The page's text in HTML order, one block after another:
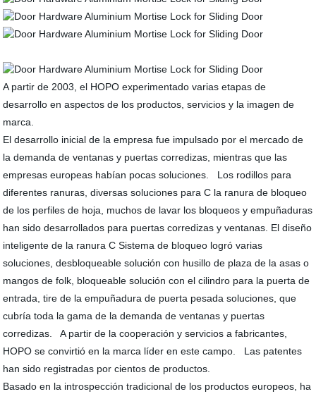
A partir de 2003, el HOPO experimentado varias etapas de
desarrollo en aspectos de los productos, servicios y la imagen de
marca.
El desarrollo inicial de la empresa fue impulsado por el mercado de
la demanda de ventanas y puertas corredizas, mientras que las
empresas europeas habían pocas soluciones. Los rodillos para
diferentes ranuras, diversas soluciones para C la ranura de bloqueo
de los perfiles de hoja, muchos de lavar los bloqueos y empuñaduras
han sido desarrollados para puertas corredizas y ventanas. El diseño
inteligente de la ranura C Sistema de bloqueo logró varias
soluciones, desbloqueable solución con husillo de plaza de la asas o
mangos de folk, bloqueable solución con el cilindro para la puerta de
entrada, tire de la empuñadura de puerta pesada soluciones, que
cubría toda la gama de la demanda de ventanas y puertas
corredizas. A partir de la cooperación y servicios a fabricantes,
HOPO se convirtió en la marca líder en este campo. Las patentes
han sido registradas por cientos de productos.
Basado en la introspección tradicional de los productos europeos, ha